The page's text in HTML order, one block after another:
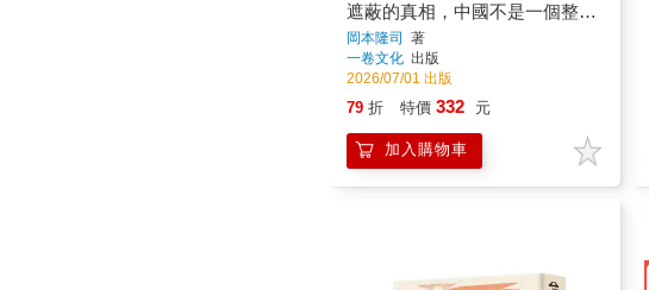
遮蔽的真相，中國不是一個整
體，而是南北對立
岡本隆司
著
一卷文化 出版
2026/07/01 出版
79 折 特價 332 元
加入購物車